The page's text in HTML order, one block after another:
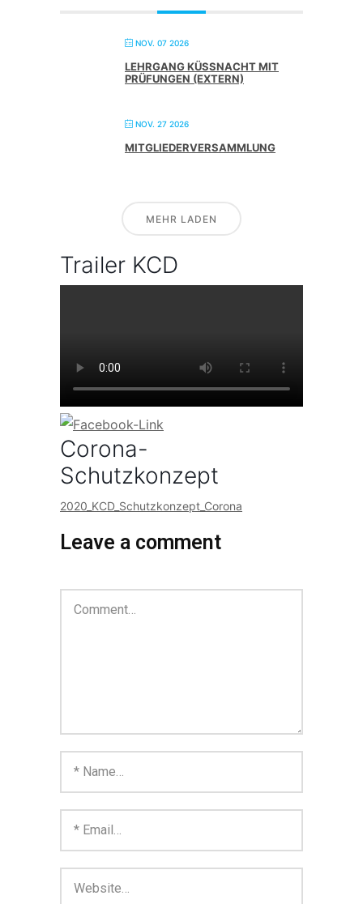
NOV. 07 2026
LEHRGANG KÜSSNACHT MIT
PRÜFUNGEN (EXTERN)
NOV. 27 2026
MITGLIEDERVERSAMMLUNG
MEHR LADEN
Trailer KCD
Corona-
Schutzkonzept
2020_KCD_Schutzkonzept_Corona
Leave a comment